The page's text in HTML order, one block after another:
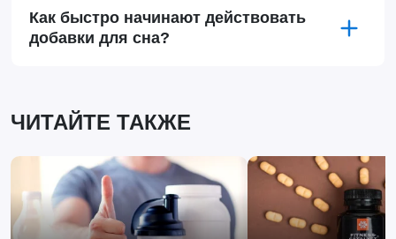
Как быстро начинают действовать
добавки для сна?
ЧИТАЙТЕ ТАКЖЕ